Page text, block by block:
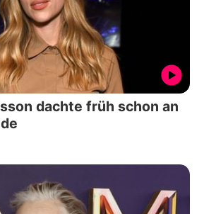
dachte früh schon an